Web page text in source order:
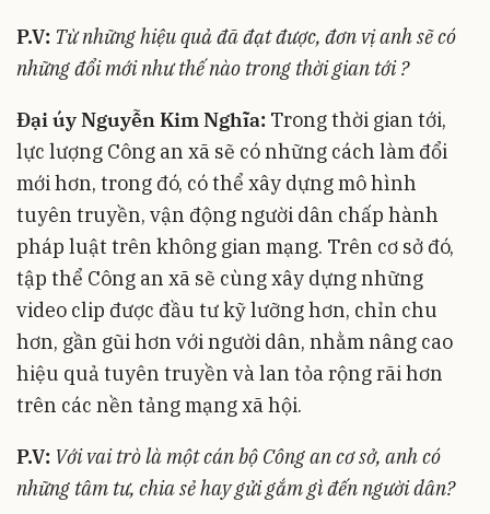
P.V: Từ những hiệu quả đã đạt được, đơn vị anh sẽ có
những đổi mới như thế nào trong thời gian tới ?
Đại úy Nguyễn Kim Nghĩa: Trong thời gian tới,
lực lượng Công an xã sẽ có những cách làm đổi
mới hơn, trong đó, có thể xây dựng mô hình
tuyên truyền, vận động người dân chấp hành
pháp luật trên không gian mạng. Trên cơ sở đó,
tập thể Công an xã sẽ cùng xây dựng những
video clip được đầu tư kỹ lưỡng hơn, chỉn chu
hơn, gần gũi hơn với người dân, nhằm nâng cao
hiệu quả tuyên truyền và lan tỏa rộng rãi hơn
trên các nền tảng mạng xã hội.
P.V: Với vai trò là một cán bộ Công an cơ sở, anh có
những tâm tư, chia sẻ hay gửi gắm gì đến người dân?